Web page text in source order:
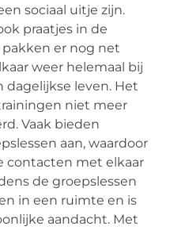
sociaal uitje zijn.
praatjes in de
er nog net
weer helemaal bij
dagelijkse leven. Het
niet meer
Vaak bieden
aan, waardoor
contacten met elkaar
de groepslessen
in een ruimte en is
aandacht. Met